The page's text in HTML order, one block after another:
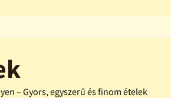
– Gyors, egyszerű és finom ételek